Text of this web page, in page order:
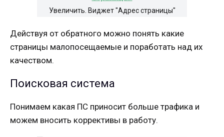
Увеличить. Виджет "Адрес страницы"
Действуя от обратного можно понять какие
страницы малопосещаемые и поработать над их
качеством.
Поисковая система
Понимаем какая ПС приносит больше трафика и
можем вносить коррективы в работу.